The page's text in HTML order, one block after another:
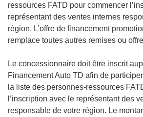
ressources FATD pour commencer
représentant des ventes internes
région. L’offre de financement
remplace toutes autres remises ou
Le concessionnaire doit être inscrit
Financement Auto TD afin de
la liste des personnes-ressources
l’inscription avec le représentant des
responsable de votre région. Le